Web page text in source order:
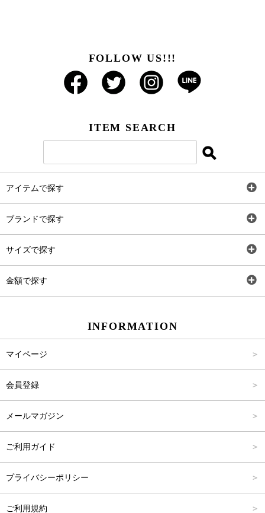
FOLLOW US!!!
ITEM SEARCH
アイテムで探す
ブランドで探す
サイズで探す
金額で探す
INFORMATION
マイページ
会員登録
メールマガジン
ご利用ガイド
プライバシーポリシー
ご利用規約